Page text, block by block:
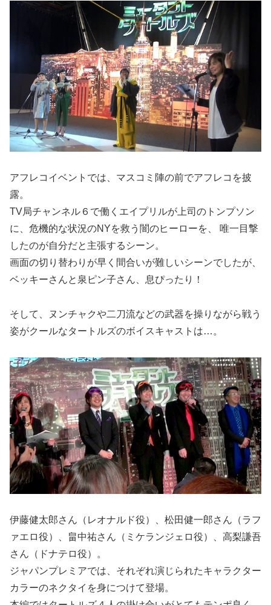
アフレコイベントでは、マスコミ陣の前でアフレコを披
露。
TV局チャンネル６で働くエイプリルが上司のトンプソン
に、危機的な状況のNYを救う闇のヒーローを、 唯一目撃
したのが自分だと主張するシーン。
画面の切り替わりが早く間合いが難しいシーンでしたが、
ベッキーさんと泉ピン子さん、息ぴったり！
そして、ヌンチャクや二刀流などの武器を操りながら戦う
姿がクールなタートルズのボイスキャストは…。
伊藤健太郎さん（レオナルド役）、松田健一郎さん（ラフ
ァエロ役）、畠中祐さん（ミケランジェロ役）、高梨謙吾
さん（ドナテロ役）。
ジャパンプレミアでは、それぞれ演じられたキャラクター
カラーのネクタイを身につけて登場。